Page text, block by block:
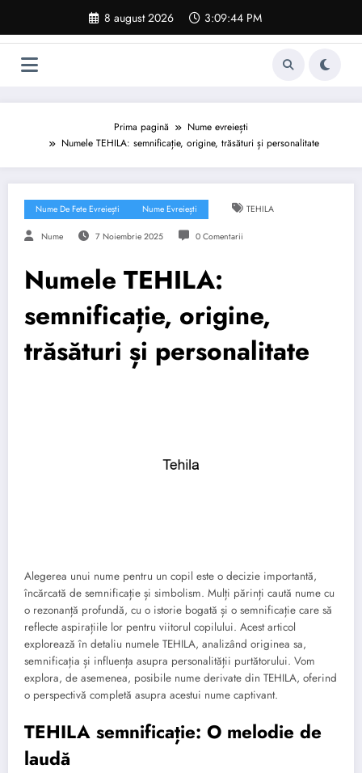
conținut
8 august 2026 3:09:45 PM
Prima pagină
Nume evreiești
Numele TEHILA: semnificație, origine, trăsături și personalitate
Nume De Fete Evreiești Nume Evreiești TEHILA
Nume 7 Noiembrie 2025 0 Comentarii
Numele TEHILA:
semnificație, origine,
trăsături și personalitate
Alegerea unui nume pentru un copil este o decizie importantă,
încărcată de semnificație și simbolism. Mulți părinți caută nume cu
o rezonanță profundă, cu o istorie bogată și o semnificație care să
reflecte aspirațiile lor pentru viitorul copilului. Acest articol
explorează în detaliu numele TEHILA, analizând originea sa,
semnificația și influența asupra personalității purtătorului. Vom
explora, de asemenea, posibile nume derivate din TEHILA, oferind
o perspectivă completă asupra acestui nume captivant.
TEHILA semnificație: O melodie de
laudă